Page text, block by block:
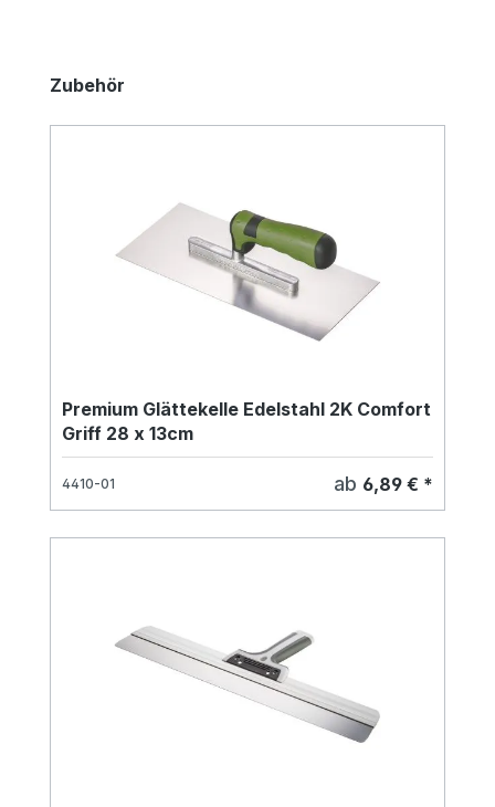
Produktgalerie überspringen
Zubehör
Premium Glättekelle Edelstahl 2K Comfort
Griff 28 x 13cm
4410-01 ab 6,89 € *